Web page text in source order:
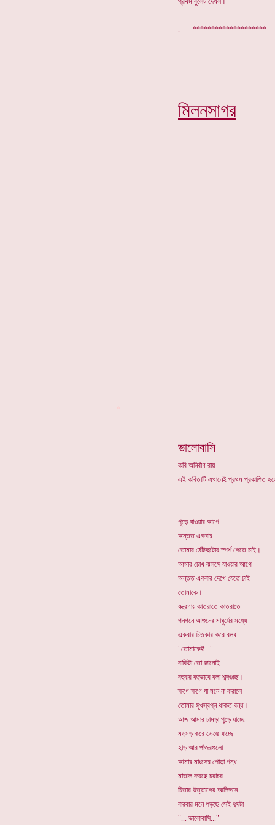
. ********************
মিলনসাগর
ভালোবাসি
কবি অনির্বাণ রায়
এই কবিতাটি এখানেই প্রথম প্রকাশিত
পুড়ে যাওয়ার আগে
অন্তত একবার
তোমার ঠোঁটদুটোর স্পর্শ পেতে চাই।
আমার চোখ ঝলসে যাওয়ার আগে
অন্তত একবার দেখে যেতে চাই
তোমাকে।
যন্ত্রণায় কাতরাতে কাতরাতে
গনগনে আগুনের মাধুর্যের মধ্যে
একবার চিতকার করে বলব
"তোমাকেই..."
বাকিটা তো জানোই..
বহুবার বহুভাবে বলা শব্দগুচ্ছ।
ক্ষণে ক্ষণে যা মনে না করালে
তোমার সুখস্বপ্ন থাকত বন্ধ।
আজ আমার চামড়া পুড়ে যাচ্ছে
মড়মড় করে ভেঙে যাচ্ছে
হাড় আর পাঁজরগুলো
আমার মাংসের পোড়া গন্ধ
মাতাল করছে চরাচর
চিতার উত্তাপের আলিঙ্গনে
বারবার মনে পড়ছে সেই শব্দটা
"... ভালোবাসি..."